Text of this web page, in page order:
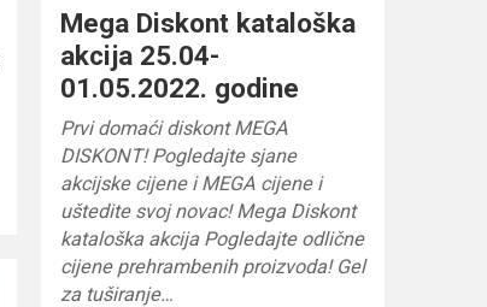
Mega Diskont kataloška
akcija 25.04-
01.05.2022. godine
Prvi domaći diskont MEGA
DISKONT! Pogledajte sjane
akcijske cijene i MEGA cijene i
uštedite svoj novac! Mega Diskont
kataloška akcija Pogledajte odlične
cijene prehrambenih proizvoda! Gel
za tuširanje…